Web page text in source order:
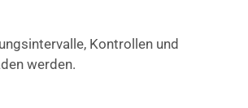
Kontrollen und
werden.